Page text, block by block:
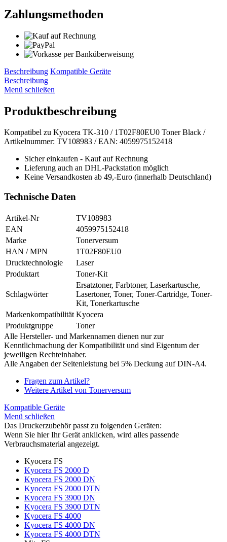
Zahlungsmethoden
Beschreibung Kompatible Geräte
Beschreibung
Menü schließen
Produktbeschreibung
Kompatibel zu Kyocera TK-310 / 1T02F80EU0 Toner Black /
Artikelnummer: TV108983 / EAN: 4059975152418
Sicher einkaufen - Kauf auf Rechnung
Lieferung auch an DHL-Packstation möglich
Keine Versandkosten ab 49,-Euro (innerhalb Deutschland)
Technische Daten
Artikel-Nr
TV108983
EAN
4059975152418
Marke
Tonerversum
HAN / MPN
1T02F80EU0
Drucktechnologie
Laser
Produktart
Toner-Kit
Schlagwörter
Ersatztoner, Farbtoner, Laserkartusche,
Lasertoner, Toner, Toner-Cartridge, Toner-
Kit, Tonerkartusche
Markenkompatibilität Kyocera
Produktgruppe
Toner
Alle Hersteller- und Markennamen dienen nur zur
Kenntlichmachung der Kompatibilität und sind Eigentum der
jeweiligen Rechteinhaber.
Alle Angaben der Seitenleistung bei 5% Deckung auf DIN-A4.
Fragen zum Artikel?
Weitere Artikel von Tonerversum
Kompatible Geräte
Menü schließen
Das Druckerzubehör passt zu folgenden Geräten:
Wenn Sie hier Ihr Gerät anklicken, wird alles passende
Verbrauchsmaterial angezeigt.
Kyocera FS
Kyocera FS 2000 D
Kyocera FS 2000 DN
Kyocera FS 2000 DTN
Kyocera FS 3900 DN
Kyocera FS 3900 DTN
Kyocera FS 4000
Kyocera FS 4000 DN
Kyocera FS 4000 DTN